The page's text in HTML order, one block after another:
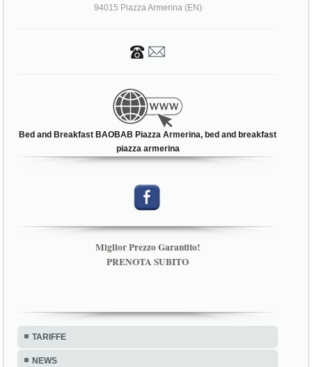
94015 Piazza Armerina (EN)
Bed and Breakfast BAOBAB Piazza Armerina, bed and breakfast
piazza armerina
Miglior Prezzo Garantito!
PRENOTA SUBITO
TARIFFE
NEWS